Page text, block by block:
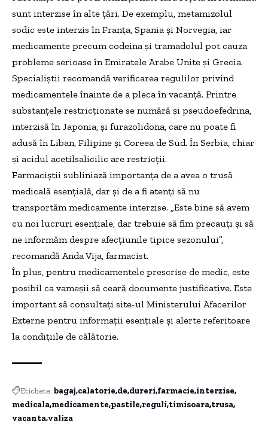
sunt interzise în alte țări. De exemplu, metamizolul
sodic este interzis în Franța, Spania și Norvegia, iar
medicamente precum codeina și tramadolul pot cauza
probleme serioase în Emiratele Arabe Unite și Grecia.
Specialiștii recomandă verificarea regulilor privind
medicamentele înainte de a pleca în vacanță. Printre
substanțele restricționate se numără și pseudoefedrina,
interzisă în Japonia, și furazolidona, care nu poate fi
adusă în Liban, Filipine și Coreea de Sud. În Serbia, chiar
și acidul acetilsalicilic are restricții.
Farmaciștii subliniază importanța de a avea o trusă
medicală esențială, dar și de a fi atenți să nu
transportăm medicamente interzise. „Este bine să avem
cu noi lucruri esențiale, dar trebuie să fim precauți și să
ne informăm despre afecțiunile tipice sezonului”,
recomandă Anda Vija, farmacist.
În plus, pentru medicamentele prescrise de medic, este
posibil ca vameșii să ceară documente justificative. Este
important să consultați site-ul Ministerului Afacerilor
Externe pentru informații esențiale și alerte referitoare
la condițiile de călătorie.
Etichete: bagaj calatorie de dureri farmacie interzise
medicala medicamente pastile reguli timisoara trusa
vacanta valiza